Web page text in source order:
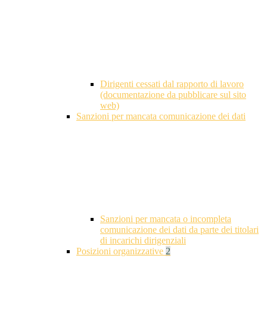
Dirigenti cessati dal rapporto di lavoro
(documentazione da pubblicare sul sito
web)
Sanzioni per mancata comunicazione dei dati
Sanzioni per mancata o incompleta
comunicazione dei dati da parte dei titolari
di incarichi dirigenziali
Posizioni organizzative 2